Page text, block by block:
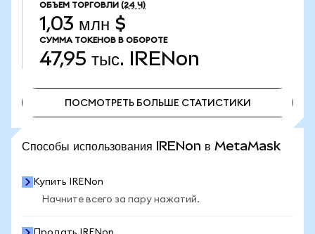
ОБЪЕМ ТОРГОВЛИ (24 Ч)
1,03 млн $
СУММА ТОКЕНОВ В ОБОРОТЕ
47,95 тыс. IRENon
ПОСМОТРЕТЬ БОЛЬШЕ СТАТИСТИКИ
Способы использования IRENon в MetaMask
Купить IRENon
Начните всего за пару нажатий.